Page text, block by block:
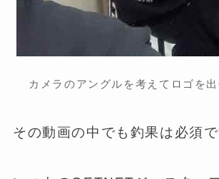
カメラのアングルを考えてロゴを
その動画の中でも釣果は必須